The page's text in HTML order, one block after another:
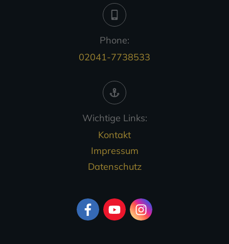
Phone:
02041-7738533
Wichtige Links:
Kontakt
Impressum
Datenschutz